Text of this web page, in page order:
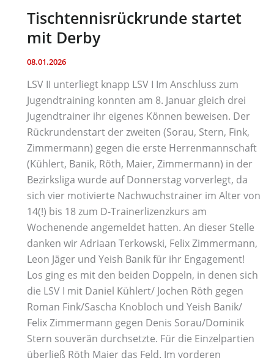
Tischtennisrückrunde startet
mit Derby
08.01.2026
LSV II unterliegt knapp LSV I Im Anschluss zum
Jugendtraining konnten am 8. Januar gleich drei
Jugendtrainer ihr eigenes Können beweisen. Der
Rückrundenstart der zweiten (Sorau, Stern, Fink,
Zimmermann) gegen die erste Herrenmannschaft
(Kühlert, Banik, Röth, Maier, Zimmermann) in der
Bezirksliga wurde auf Donnerstag vorverlegt, da
sich vier motivierte Nachwuchstrainer im Alter von
14(!) bis 18 zum D-Trainerlizenzkurs am
Wochenende angemeldet hatten. An dieser Stelle
danken wir Adriaan Terkowski, Felix Zimmermann,
Leon Jäger und Yeish Banik für ihr Engagement!
Los ging es mit den beiden Doppeln, in denen sich
die LSV I mit Daniel Kühlert/ Jochen Röth gegen
Roman Fink/Sascha Knobloch und Yeish Banik/
Felix Zimmermann gegen Denis Sorau/Dominik
Stern souverän durchsetzte. Für die Einzelpartien
überließ Röth Maier das Feld. Im vorderen